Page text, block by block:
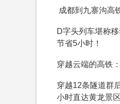
成都到九寨沟高
D字头列车堪称
节省5小时！
穿越云端的高铁：
穿越12条隧道群
小时直达黄龙景区